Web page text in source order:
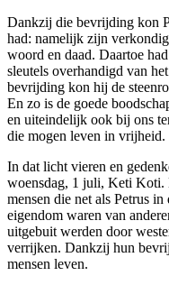
Dankzij die bevrijding kon
had: namelijk zijn
woord en daad. Daartoe
sleutels overhandigd van
bevrijding kon hij de
En zo is de goede
en uiteindelijk ook bij ons
die mogen leven in vrijheid.
In dat licht vieren en
woensdag, 1 juli, Keti Koti.
mensen die net als Petrus
eigendom waren van
uitgebuit werden door
verrijken. Dankzij hun
mensen leven.